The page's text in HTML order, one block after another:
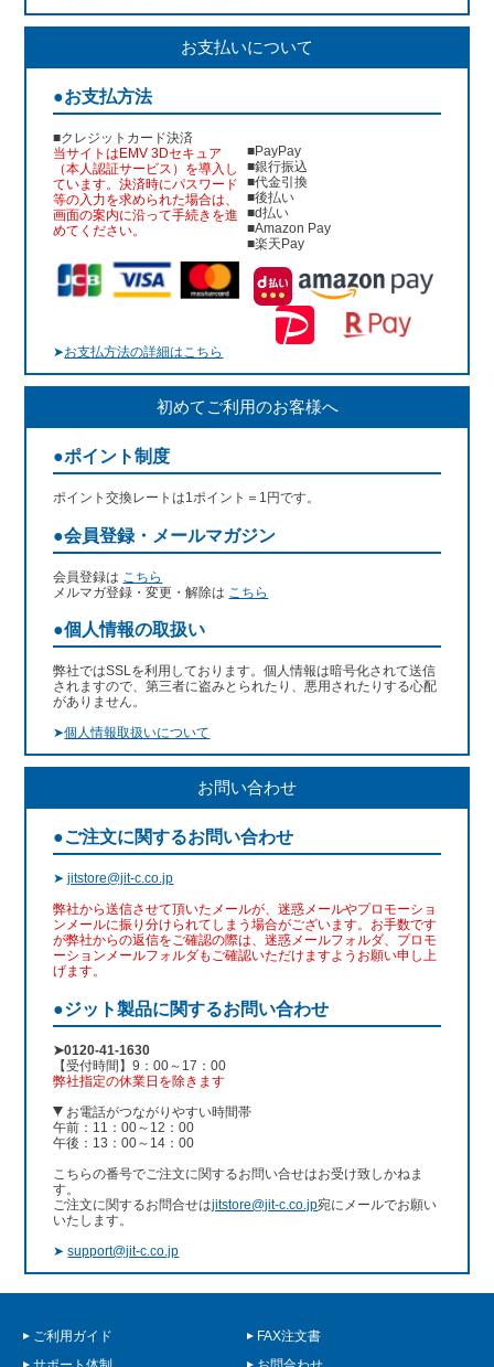
お支払いについて
●お支払方法
■クレジットカード決済
当サイトはEMV 3Dセキュア
（本人認証サービス）を導入し
ています。決済時にパスワード
等の入力を求められた場合は、
画面の案内に沿って手続きを進
めてください。
■PayPay
■銀行振込
■代金引換
■後払い
■d払い
■Amazon Pay
■楽天Pay
➤お支払方法の詳細はこちら
初めてご利用のお客様へ
●ポイント制度
ポイント交換レートは1ポイント＝1円です。
●会員登録・メールマガジン
会員登録は こちら
メルマガ登録・変更・解除は こちら
●個人情報の取扱い
弊社ではSSLを利用しております。個人情報は暗号化されて送信
されますので、第三者に盗みとられたり、悪用されたりする心配
がありません。
➤個人情報取扱いについて
お問い合わせ
●ご注文に関するお問い合わせ
➤jitstore@jit-c.co.jp
弊社から送信させて頂いたメールが、迷惑メールやプロモーショ
ンメールに振り分けられてしまう場合がございます。お手数です
が弊社からの返信をご確認の際は、迷惑メールフォルダ、プロモ
ーションメールフォルダもご確認いただけますようお願い申し上
げます。
●ジット製品に関するお問い合わせ
➤0120-41-1630
【受付時間】9：00～17：00
弊社指定の休業日を除きます
お電話がつながりやすい時間帯
午前：11：00～12：00
午後：13：00～14：00
こちらの番号でご注文に関するお問い合せはお受け致しかねま
す。
ご注文に関するお問合せはjitstore@jit-c.co.jp宛にメールでお願い
いたします。
➤support@jit-c.co.jp
ご利用ガイド
FAX注文書